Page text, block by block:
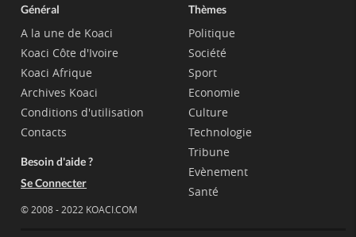
Général
A la une de Koaci
Koaci Côte d'Ivoire
Koaci Afrique
Archives Koaci
Conditions d'utilisation
Contacts
Besoin d'aide ?
Se Connecter
© 2008 - 2022 KOACI.COM
Thèmes
Politique
Société
Sport
Economie
Culture
Technologie
Tribune
Evènement
Santé